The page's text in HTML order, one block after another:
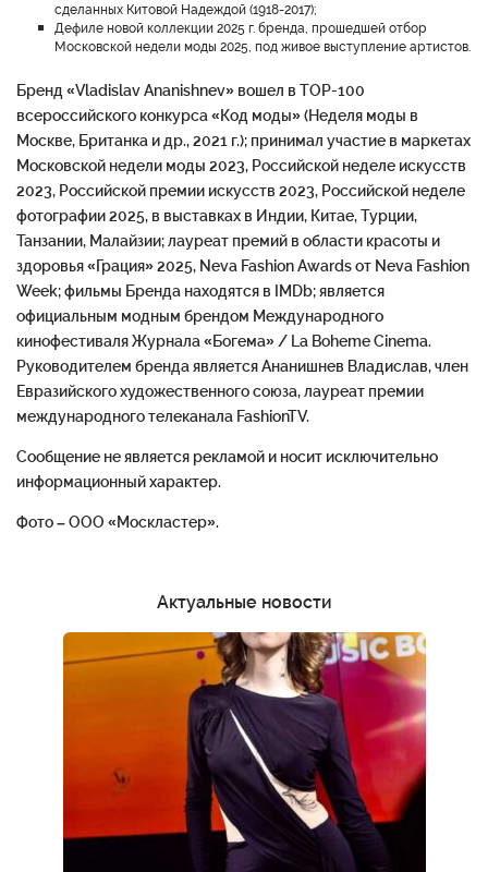
сделанных Китовой Надеждой (1918-2017);
Дефиле новой коллекции 2025 г. бренда, прошедшей отбор
Московской недели моды 2025, под живое выступление артистов.
Бренд «Vladislav Ananishnev» вошел в ТОР-100
всероссийского конкурса «Код моды» (Неделя моды в
Москве, Британка и др., 2021 г.); принимал участие в маркетах
Московской недели моды 2023, Российской неделе искусств
2023, Российской премии искусств 2023, Российской неделе
фотографии 2025, в выставках в Индии, Китае, Турции,
Танзании, Малайзии; лауреат премий в области красоты и
здоровья «Грация» 2025, Neva Fashion Awards от Neva Fashion
Week; фильмы Бренда находятся в IMDb; является
официальным модным брендом Международного
кинофестиваля Журнала «Богема» / La Boheme Cinema.
Руководителем бренда является Ананишнев Владислав, член
Евразийского художественного союза, лауреат премии
международного телеканала FashionTV.
Сообщение не является рекламой и носит исключительно
информационный характер.
Фото – ООО «Москластер».
Актуальные новости